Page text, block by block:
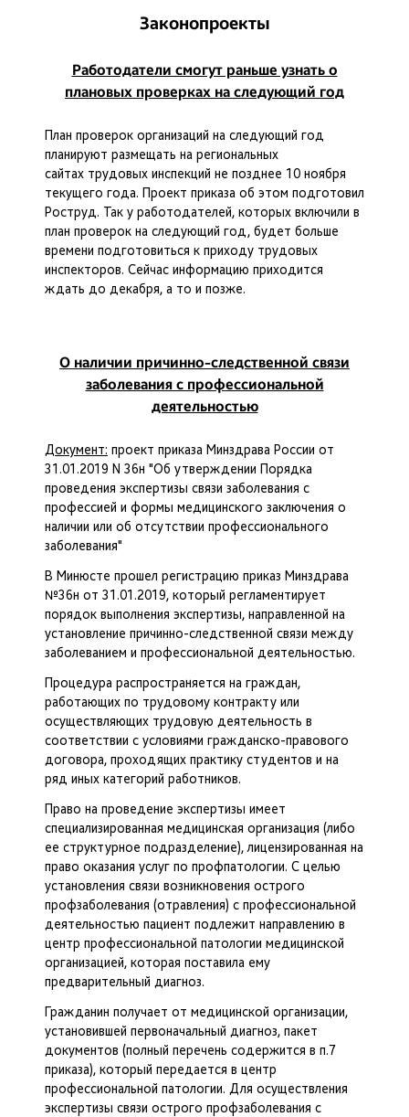
Законопроекты
Работодатели смогут раньше узнать о
плановых проверках на следующий год
План проверок организаций на следующий год
планируют размещать на региональных
сайтах трудовых инспекций не позднее 10 ноября
текущего года. Проект приказа об этом подготовил
Роструд. Так у работодателей, которых включили в
план проверок на следующий год, будет больше
времени подготовиться к приходу трудовых
инспекторов. Сейчас информацию приходится
ждать до декабря, а то и позже.
О наличии причинно-следственной связи
заболевания с профессиональной
деятельностью
Документ: проект приказа Минздрава России от
31.01.2019 N 36н "Об утверждении Порядка
проведения экспертизы связи заболевания с
профессией и формы медицинского заключения о
наличии или об отсутствии профессионального
заболевания"
В Минюсте прошел регистрацию приказ Минздрава
№36н от 31.01.2019, который регламентирует
порядок выполнения экспертизы, направленной на
установление причинно-следственной связи между
заболеванием и профессиональной деятельностью.
Процедура распространяется на граждан,
работающих по трудовому контракту или
осуществляющих трудовую деятельность в
соответствии с условиями гражданско-правового
договора, проходящих практику студентов и на
ряд иных категорий работников.
Право на проведение экспертизы имеет
специализированная медицинская организация (либо
ее структурное подразделение), лицензированная на
право оказания услуг по профпатологии. С целью
установления связи возникновения острого
профзаболевания (отравления) с профессиональной
деятельностью пациент подлежит направлению в
центр профессиональной патологии медицинской
организацией, которая поставила ему
предварительный диагноз.
Гражданин получает от медицинской организации,
установившей первоначальный диагноз, пакет
документов (полный перечень содержится в п.7
приказа), который передается в центр
профессиональной патологии. Для осуществления
экспертизы связи острого профзаболевания с